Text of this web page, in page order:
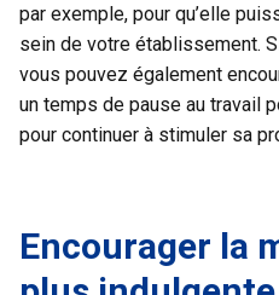
par exemple, pour qu’elle
sein de votre établissement.
vous pouvez également
un temps de pause au travail
pour continuer à stimuler sa
Encourager la